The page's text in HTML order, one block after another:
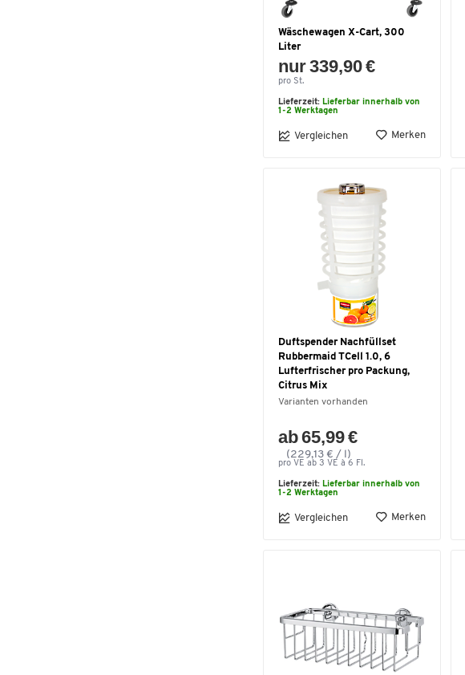
Wäschewagen X-Cart, 300
Liter
nur 339,90 €
pro St.
Lieferzeit: Lieferbar innerhalb von
1-2 Werktagen
Vergleichen Merken
Duftspender Nachfüllset
Rubbermaid TCell 1.0, 6
Lufterfrischer pro Packung,
Citrus Mix
Varianten vorhanden
ab 65,99 €
(229,13 € / l)
pro VE ab 3 VE à 6 Fl.
Lieferzeit: Lieferbar innerhalb von
1-2 Werktagen
Vergleichen Merken